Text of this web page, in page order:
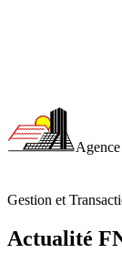
Gestion et
Actualité